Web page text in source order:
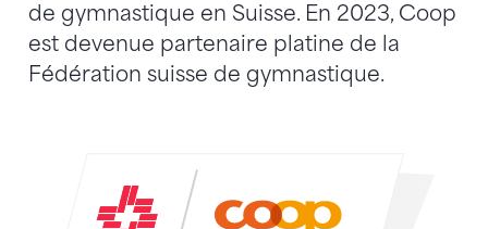
de gymnastique en Suisse. En 2023, Coop
est devenue partenaire platine de la
Fédération suisse de gymnastique.